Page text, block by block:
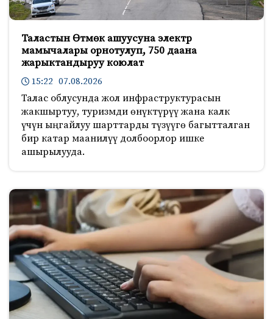
Таластын Өтмөк ашуусуна электр
мамычалары орнотулуп, 750 даана
жарыктандыруу коюлат
15:22 07.08.2026
Талас облусунда жол инфраструктурасын
жакшыртуу, туризмди өнүктүрүү жана калк
үчүн ыңгайлуу шарттарды түзүүгө багытталган
бир катар маанилүү долбоорлор ишке
ашырылууда.